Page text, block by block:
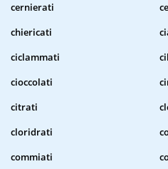
cernierati
chiericati
ciclammati
cioccolati
citrati
cloridrati
commiati